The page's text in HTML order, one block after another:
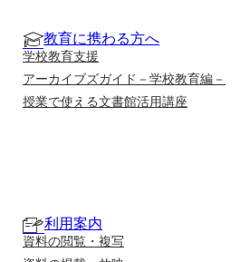
教育に携わる方へ
学校教育支援
アーカイブズガイド－学校教育編－
授業で使える文書館活用講座
利用案内
資料の閲覧・複写